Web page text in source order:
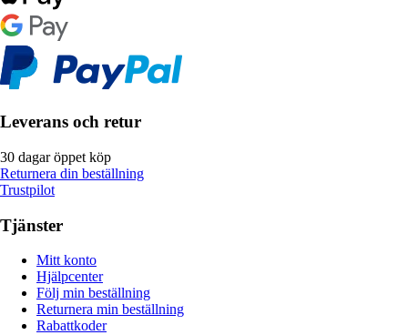
Leverans och retur
30 dagar öppet köp
Returnera din beställning
Trustpilot
Tjänster
Mitt konto
Hjälpcenter
Följ min beställning
Returnera min beställning
Rabattkoder